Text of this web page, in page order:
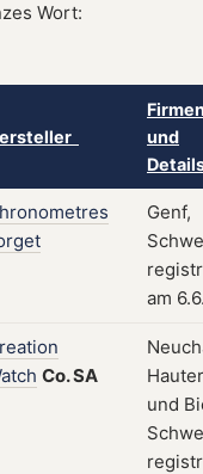
Wort:
und
Genf,
am
Co.SA
und